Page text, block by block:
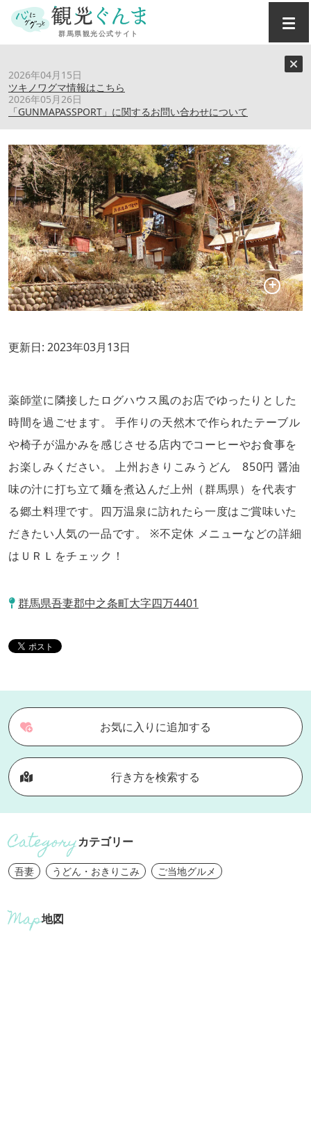
2026年04月15日
ツキノワグマ情報はこちら
2026年05月26日
「GUNMAPASSPORT」に関するお問い合わせについて
【四万温泉】喫茶 あづまや
更新日: 2023年03月13日
薬師堂に隣接したログハウス風のお店でゆったりとした
時間を過ごせます。 手作りの天然木で作られたテーブル
や椅子が温かみを感じさせる店内でコーヒーやお食事を
お楽しみください。 上州おきりこみうどん 850円 醤油
味の汁に打ち立て麺を煮込んだ上州（群馬県）を代表す
る郷土料理です。四万温泉に訪れたら一度はご賞味いた
だきたい人気の一品です。 ※不定休 メニューなどの詳細
はＵＲＬをチェック！
群馬県吾妻郡中之条町大字四万4401
お気に入りに追加する
行き方を検索する
カテゴリー
吾妻 うどん・おきりこみ ご当地グルメ
地図